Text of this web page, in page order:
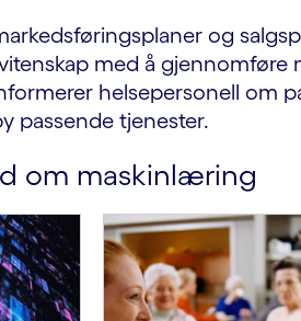
og
med å
helsepersonell om
passende tjenester.
om maskinlæring